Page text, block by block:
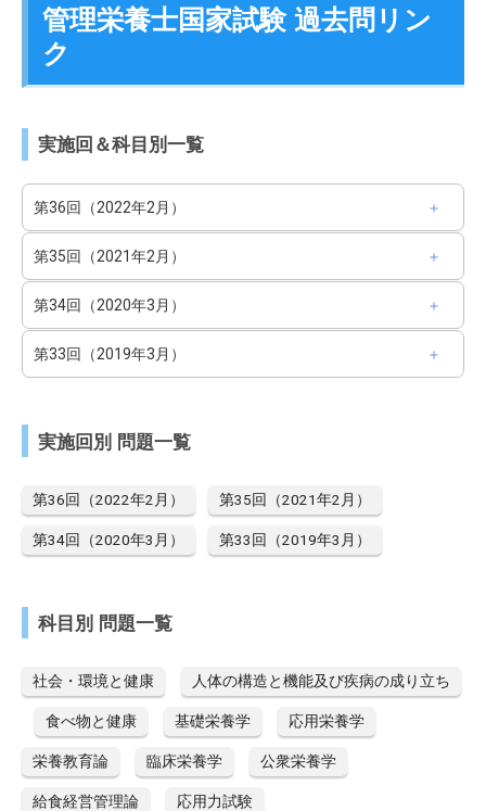
管理栄養士国家試験 過去問リン
ク
実施回＆科目別一覧
第36回（2022年2月）
第35回（2021年2月）
第34回（2020年3月）
第33回（2019年3月）
実施回別 問題一覧
第36回（2022年2月） 第35回（2021年2月）
第34回（2020年3月） 第33回（2019年3月）
科目別 問題一覧
社会・環境と健康 人体の構造と機能及び疾病の成り立ち
食べ物と健康 基礎栄養学 応用栄養学
栄養教育論 臨床栄養学 公衆栄養学
給食経営管理論 応用力試験